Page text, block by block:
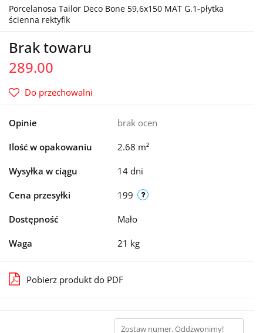
Porcelanosa Tailor Deco Bone 59,6x150 MAT G.1-płytka
ścienna rektyfik
Brak towaru
289.00
Do przechowalni
Opinie brak ocen
Ilość w opakowaniu 2.68 m²
Wysyłka w ciągu 14 dni
Cena przesyłki 199
Dostępność Mało
Waga 21 kg
Pobierz produkt do PDF